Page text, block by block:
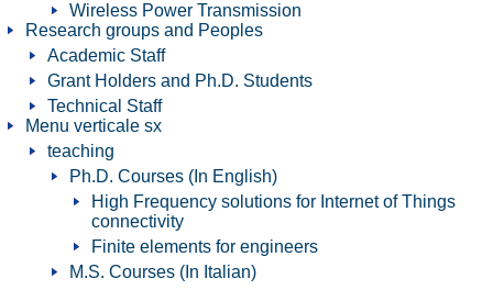
Wireless Power Transmission
Research groups and Peoples
Academic Staff
Grant Holders and Ph.D. Students
Technical Staff
Menu verticale sx
teaching
Ph.D. Courses (In English)
High Frequency solutions for Internet of Things
connectivity
Finite elements for engineers
M.S. Courses (In Italian)